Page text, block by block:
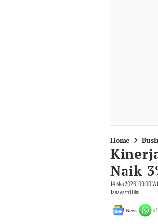
Home
Naik
14 Mei 2026, 09:00
Tanayastri Dini
News